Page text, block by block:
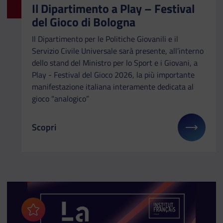
Il Dipartimento a Play – Festival
del Gioco di Bologna
Il Dipartimento per le Politiche Giovanili e il
Servizio Civile Universale sarà presente, all’interno
dello stand del Ministro per lo Sport e i Giovani, a
Play - Festival del Gioco 2026, la più importante
manifestazione italiana interamente dedicata al
gioco “analogico”
Il link ti porterà ad avere maggiori dettagli su: Il
Scopri
Aggiungi ai preferiti